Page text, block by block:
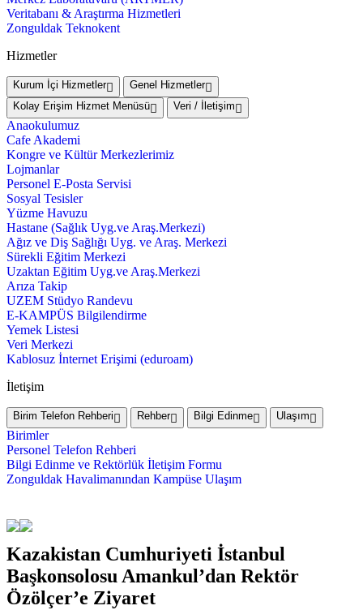
Veritabanı & Araştırma Hizmetleri
Zonguldak Teknokent
Hizmetler
Kurum İçi Hizmetler
Genel Hizmetler
Kolay Erişim Hizmet Menüsü
Veri / İletişim
Anaokulumuz
Cafe Akademi
Kongre ve Kültür Merkezlerimiz
Lojmanlar
Personel E-Posta Servisi
Sosyal Tesisler
Yüzme Havuzu
Hastane (Sağlık Uyg.ve Araş.Merkezi)
Ağız ve Diş Sağlığı Uyg. ve Araş. Merkezi
Sürekli Eğitim Merkezi
Uzaktan Eğitim Uyg.ve Araş.Merkezi
Arıza Takip
UZEM Stüdyo Randevu
E-KAMPÜS Bilgilendirme
Yemek Listesi
Veri Merkezi
Kablosuz İnternet Erişimi (eduroam)
İletişim
Birim Telefon Rehberi Rehber Bilgi Edinme Ulaşım
Birimler
Personel Telefon Rehberi
Bilgi Edinme ve Rektörlük İletişim Formu
Zonguldak Havalimanından Kampüse Ulaşım
Kazakistan Cumhuriyeti İstanbul
Başkonsolosu Amankul’dan Rektör
Özölçer’e Ziyaret